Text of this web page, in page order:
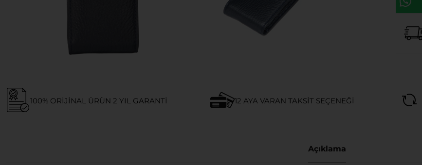
100% ORIJINAL ÜRÜN 2 YIL GARANTI 12 AYA VARAN TAKSIT SEÇENEĞI
Açıklama